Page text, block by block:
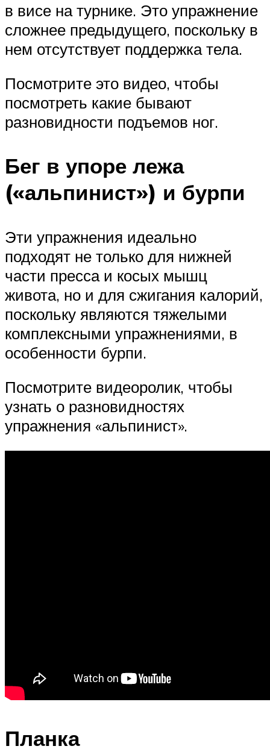
в висе на турнике. Это упражнение
сложнее предыдущего, поскольку в
нем отсутствует поддержка тела.
Посмотрите это видео, чтобы
посмотреть какие бывают
разновидности подъемов ног.
Бег в упоре лежа
(«альпинист») и бурпи
Эти упражнения идеально
подходят не только для нижней
части пресса и косых мышц
живота, но и для сжигания калорий,
поскольку являются тяжелыми
комплексными упражнениями, в
особенности бурпи.
Посмотрите видеоролик, чтобы
узнать о разновидностях
упражнения «альпинист».
Планка